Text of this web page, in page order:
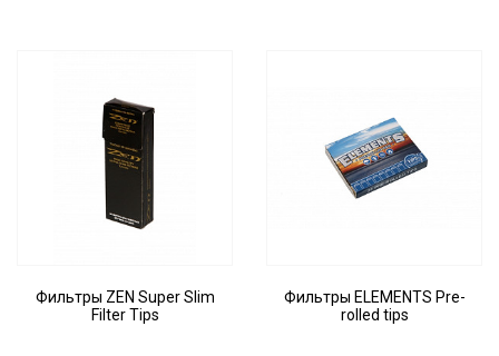
Фильтры ZEN Super Slim
Filter Tips
Фильтры ELEMENTS Pre-
rolled tips